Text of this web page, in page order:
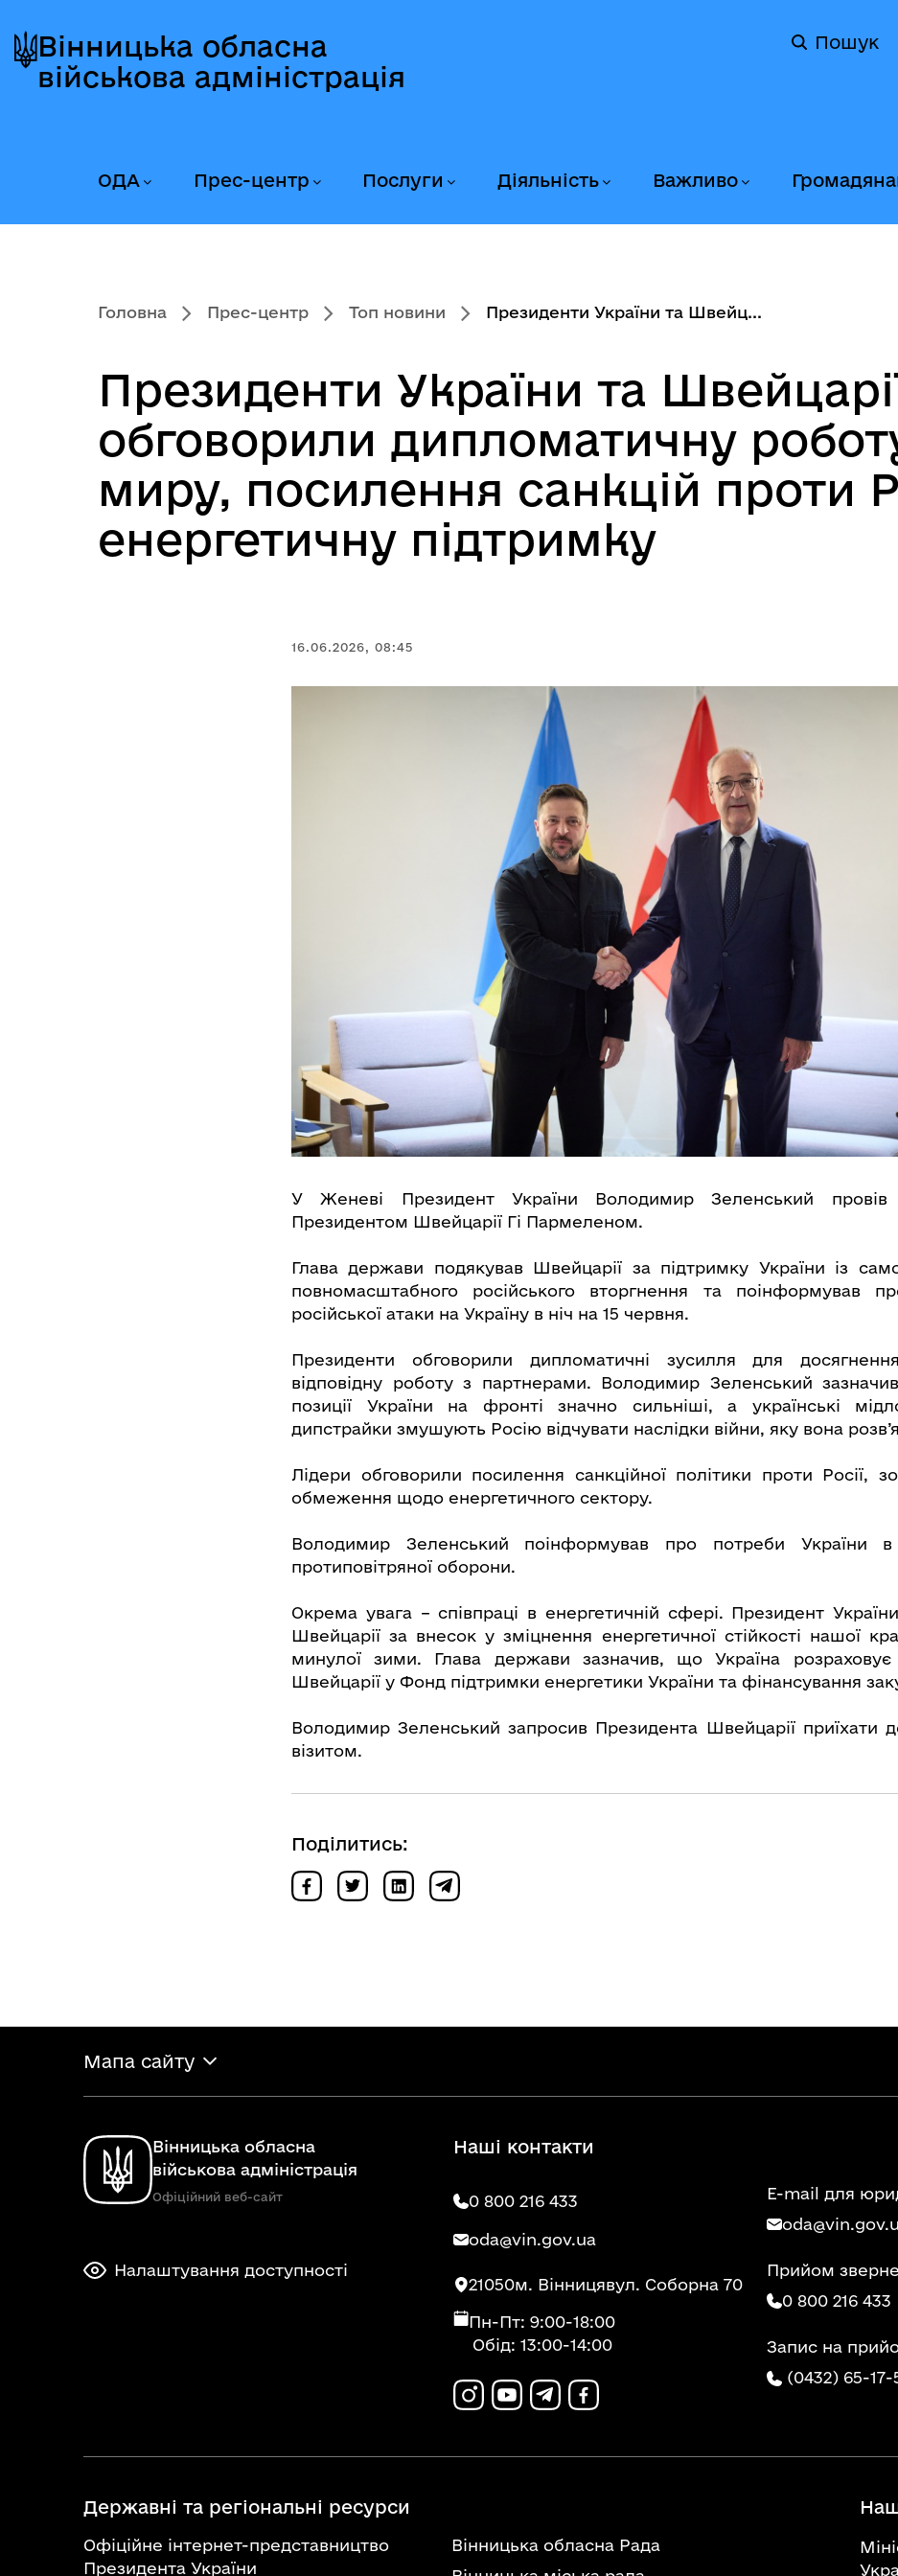
до
головного
до
головного
вмісту
до
головного
колонтитула
Вінницька обласна
військова адміністрація
Пошук
ОДА Прес-центр Послуги Діяльність Важливо
Головна Прес-центр Топ новини Президенти України та Швейц...
Президенти України та
обговорили дипломатичну
миру, посилення санкцій проти
енергетичну підтримку
16.06.2026, 08:45
У Женеві Президент України Володимир Зеленський провів
Президентом Швейцарії Гі Пармеленом.
Глава держави подякував Швейцарії за підтримку України із
повномасштабного російського вторгнення та поінформував
російської атаки на Україну в ніч на 15 червня.
Президенти обговорили дипломатичні зусилля для
відповідну роботу з партнерами. Володимир Зеленський
позиції України на фронті значно сильніші, а українські
дипстрайки змушують Росію відчувати наслідки війни, яку вона
Лідери обговорили посилення санкційної політики проти Росії,
обмеження щодо енергетичного сектору.
Володимир Зеленський поінформував про потреби України в
протиповітряної оборони.
Окрема увага – співпраці в енергетичній сфері. Президент
Швейцарії за внесок у зміцнення енергетичної стійкості нашої
минулої зими. Глава держави зазначив, що Україна
Швейцарії у Фонд підтримки енергетики України та фінансування
Володимир Зеленський запросив Президента Швейцарії приїхати
візитом.
Поділитись:
Мапа сайту
Вінницька обласна
військова адміністрація
Офіційний веб-сайт
Налаштування доступності
Наші контакти
0 800 216 433
oda@vin.gov.ua
21050м. Вінницявул. Соборна 70
Пн-Пт: 9:00-18:00
Обід: 13:00-14:00
E-mail для
Прийом
0 800 216 433
Запис на
(0432) 65-17-
Державні та регіональні ресурси
Офіційне інтернет-представництво
Президента України
Вінницька обласна Рада